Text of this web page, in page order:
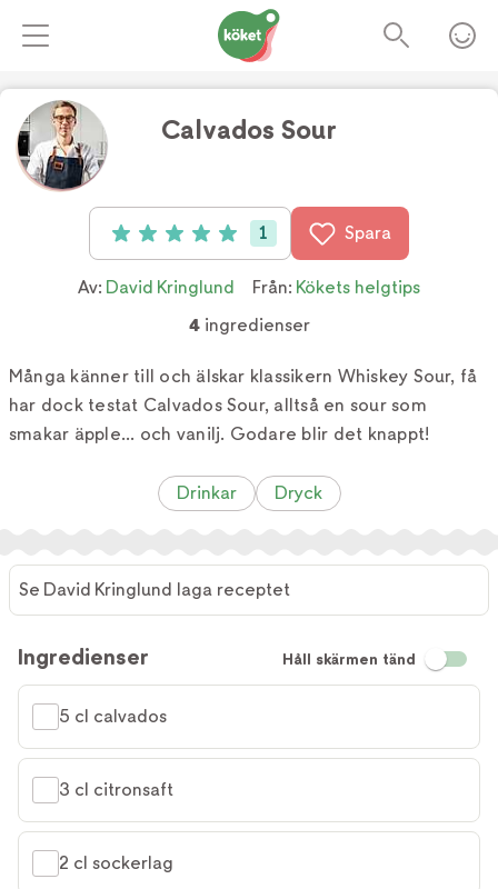
Calvados Sour
Betyg: 5 av 5 (1 röster)
1 Spara
Av: David Kringlund Från: Kökets helgtips
4ingredienser
Många känner till och älskar klassikern Whiskey Sour, få
har dock testat Calvados Sour, alltså en sour som
smakar äpple... och vanilj. Godare blir det knappt!
Drinkar Dryck
Kringlund
laga
receptet
Se David Kringlund laga receptet
Ingredienser Håll skärmen tänd
5 cl calvados
3 cl citronsaft
2 cl sockerlag